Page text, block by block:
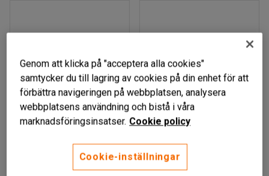
Skottkärra, plastbalja,
trähandtag, 210 L
Skottkärra,
galvaniserad,
Genom att klicka på "acceptera alla cookies"
samtycker du till lagring av cookies på din enhet för att
förbättra navigeringen på webbplatsen, analysera
webbplatsens användning och bistå i våra
marknadsföringsinsatser. Cookie policy
Cookie-inställningar